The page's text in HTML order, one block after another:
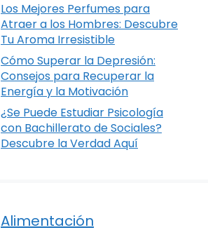
Los Mejores Perfumes para
Atraer a los Hombres: Descubre
Tu Aroma Irresistible
Cómo Superar la Depresión:
Consejos para Recuperar la
Energía y la Motivación
¿Se Puede Estudiar Psicología
con Bachillerato de Sociales?
Descubre la Verdad Aquí
Alimentación